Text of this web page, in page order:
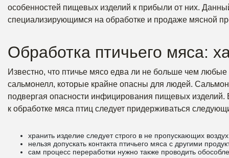
особенностей пищевых изделий к прибыли от них.
специализирующимся на обработке и продаже мясной
Обработка птичьего мяса:
Известно, что птичье мясо едва ли не больше чем
сальмонелл, которые крайне опасны для людей.
подвергая опасности инфицирования пищевых изделий.
к обработке мяса птиц следует придерживаться
хранить изделие следует строго в не пропускающих
нельзя допускать контакта птичьего мяса с другими
сам процесс переработки нужно также проводить